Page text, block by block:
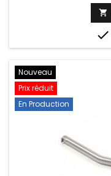


Nouveau
Prix réduit
En Production